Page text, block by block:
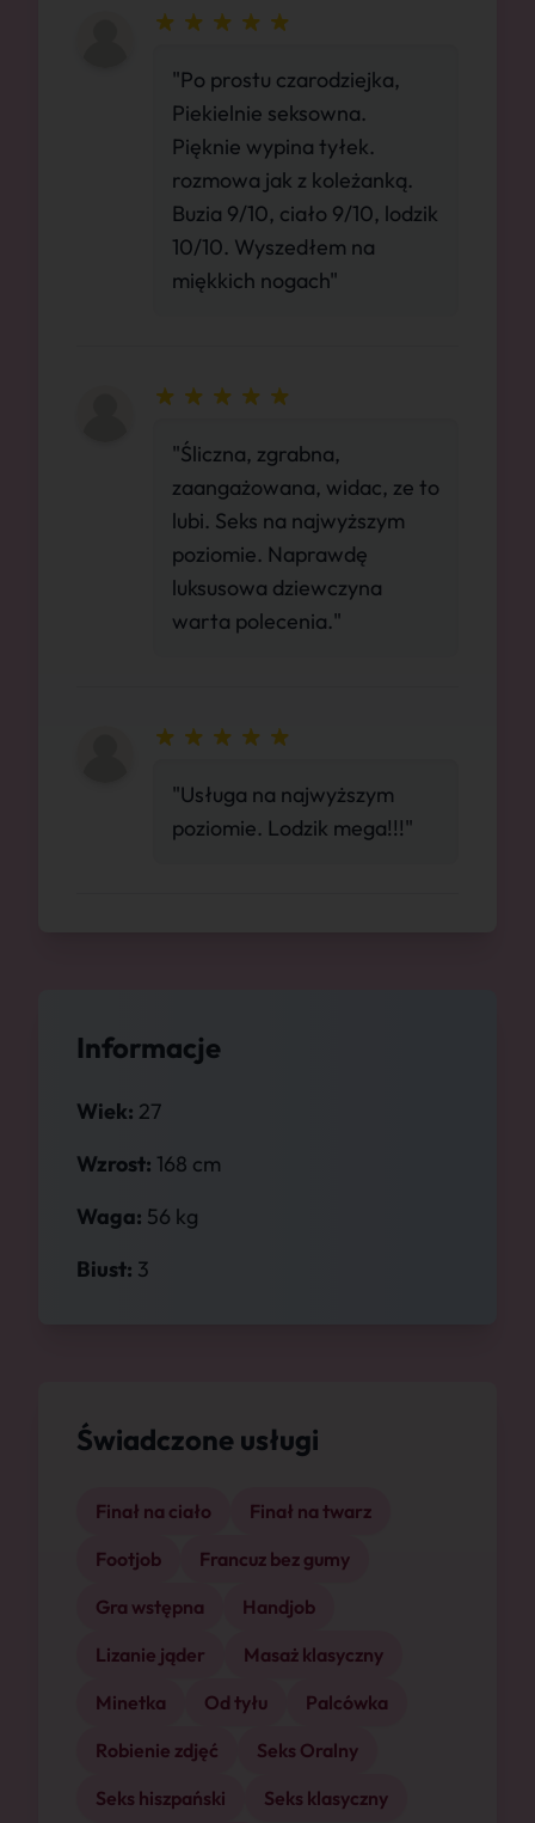
Informacje
Wiek: 27
Wzrost: 168 cm
Waga: 56 kg
Biust: 3
Świadczone usługi
Finał na ciało
Finał na twarz
Footjob
Francuz bez gumy
Gra wstępna
Handjob
Lizanie jąder
Masaż klasyczny
Minetka
Od tyłu
Palcówka
Robienie zdjęć
Seks Oralny
Seks hiszpański
Seks klasyczny
"Po prostu czarodziejka,
Piekielnie seksowna.
Pięknie wypina tyłek.
rozmowa jak z koleżanką.
Buzia 9/10, ciało 9/10, lodzik
10/10. Wyszedłem na
miękkich nogach"
"Śliczna, zgrabna,
zaangażowana, widac, ze to
lubi. Seks na najwyższym
poziomie. Naprawdę
luksusowa dziewczyna
warta polecenia."
"Usługa na najwyższym
poziomie. Lodzik mega!!!"